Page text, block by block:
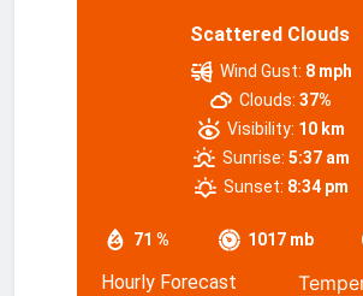
Scattered Clouds
71 % 1017 mb
Wind Gust: 8 mph
Clouds: 37%
Visibility: 10 km
Sunrise: 5:37 am
Sunset: 8:34 pm
Hourly Forecast